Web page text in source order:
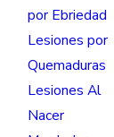
por Ebriedad
Lesiones por
Quemaduras
Lesiones Al
Nacer